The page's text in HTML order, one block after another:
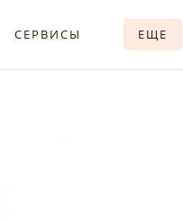
СЕРВИСЫ ЕЩЕ